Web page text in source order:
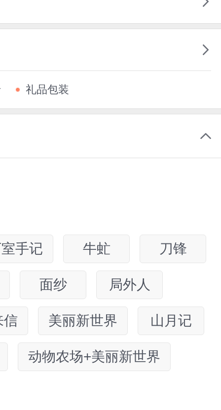
礼品包装
手记 牛虻 刀锋
面纱 局外人
信 美丽新世界 山月记
动物农场+美丽新世界